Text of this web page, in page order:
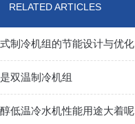
RELATED ARTICLES
双温制冷机组
低温冷水机性能用途大着呢